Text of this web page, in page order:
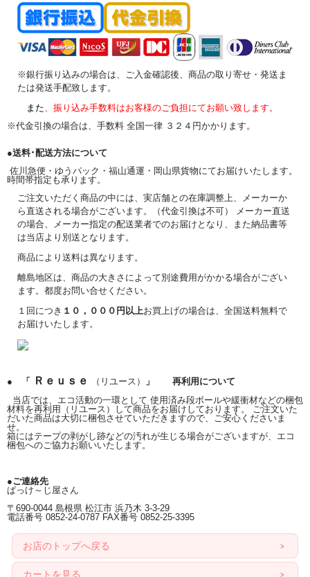
※銀行振り込みの場合は、ご入金確認後、商品の取り寄せ・発送ま
たは発送手配致します。
また、振り込み手数料はお客様のご負担にてお願い致します。
※代金引換の場合は、手数料 全国一律 ３２４円かかります。
●送料･配送方法について
佐川急便・ゆうパック・福山通運・岡山県貨物にてお届けいたします。
時間帯指定も承ります。
ご注文いただく商品の中には、実店舗との在庫調整上、メーカーか
ら直送される場合がございます。（代金引換は不可） メーカー直送
の場合、メーカー指定の配送業者でのお届けとなり、また納品書等
は当店より別送となります。
商品により送料は異なります。
離島地区は、商品の大きさによって別途費用がかかる場合がござい
ます。都度お問い合せください。
１回につき １０，０００円以上お買上げの場合は、全国送料無料で
お届けいたします。
● 「 Ｒｅｕｓｅ （リユース）
」 再利用について
当店では、エコ活動の一環として 使用済み段ボールや緩衝材などの梱包
材料を再利用（リユース）して商品をお届けしております。 ご注文いた
だいた商品は大切に梱包させていただきますので、ご安心くださいま
せ。
箱にはテープの剥がし跡などの汚れが生じる場合がございますが、エコ
梱包へのご協力お願いいたします。
●ご連絡先
ぱっけ～じ屋さん
〒690-0044 島根県 松江市 浜乃木 3-3-29
電話番号 0852-24-0787 FAX番号 0852-25-3395
お店のトップへ戻る
カートを見る